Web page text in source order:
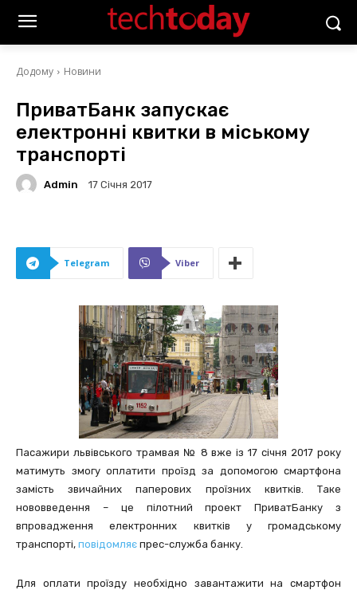
Додому Новини
ПриватБанк запускає
електронні квитки в міському
транспорті
Admin 17 Січня 2017
Telegram Viber
Пасажири львівського трамвая № 8 вже із 17 січня 2017 року
матимуть змогу оплатити проїзд за допомогою смартфона
замість звичайних паперових проїзних квитків. Таке
нововведення – це пілотний проект ПриватБанку з
впровадження електронних квитків у громадському
транспорті, повідомляє прес-служба банку.
Для оплати проїзду необхідно завантажити на смартфон